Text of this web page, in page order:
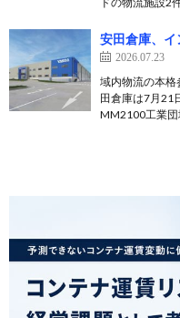
安田倉庫、
2026.07.23
域内物流の本
田倉庫は7月21
MM2100工業団